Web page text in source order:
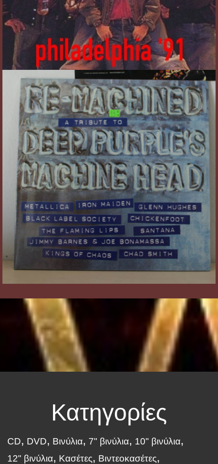
Κατηγορίες
CD DVD Βινύλια 7" βινύλια
10" βινύλια
12" βινύλια
Κασέτες
Βιντεοκασέτες